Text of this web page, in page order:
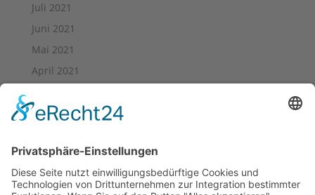
Juli 2021
Juni 2021
Mai 2021
April 2021
Februar 2021
Dezember 2020
November 2020